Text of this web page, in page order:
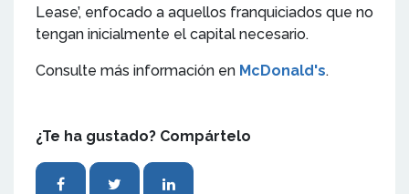
Lease’, enfocado a aquellos franquiciados que no
tengan inicialmente el capital necesario.
Consulte más información en McDonald's.
¿Te ha gustado? Compártelo